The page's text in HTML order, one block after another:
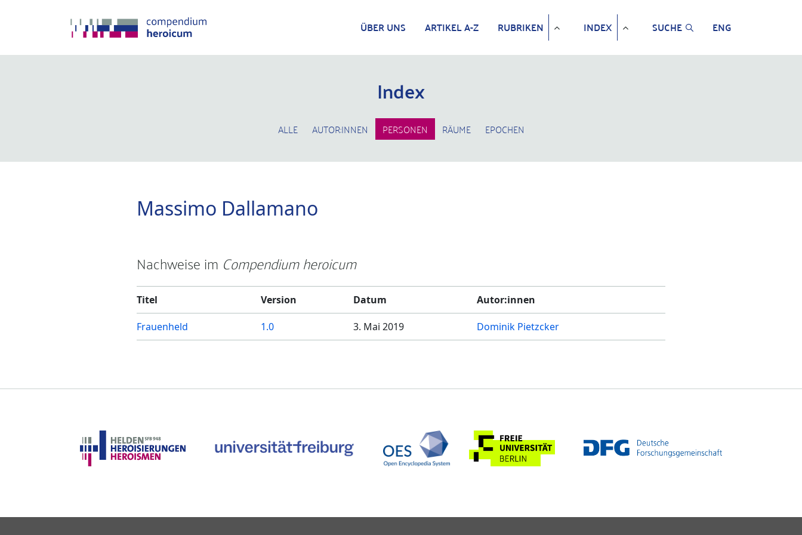
ÜBER UNS ARTIKEL A-Z RUBRIKEN INDEX SUCHE ENG
Index
ALLE AUTOR:INNEN PERSONEN RÄUME EPOCHEN
Massimo Dallamano
Nachweise im Compendium heroicum
Titel Version Datum Autor:innen
Frauenheld 1.0 3. Mai 2019 Dominik Pietzcker